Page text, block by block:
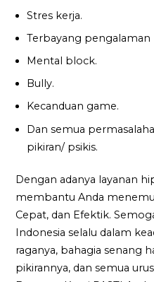
Stres kerja.
Terbayang pengalaman
Mental block.
Bully.
Kecanduan game.
Dan semua
pikiran/ psikis.
Dengan adanya layanan
membantu Anda
Cepat, dan Efektik.
Indonesia selalu dalam
raganya, bahagia senang
pikirannya, dan semua